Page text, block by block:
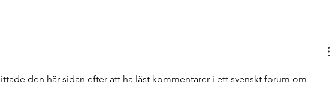
och
oss!
TILLSATT
den här sidan efter att ha läst kommentarer i ett svenskt forum om